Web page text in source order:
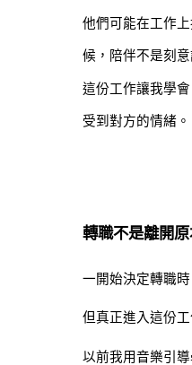
他們可能在工作
候，陪伴不是刻
這份工作讓我學
受到對方的情緒。
轉職不是離開
一開始決定轉職
但真正進入這份
以前我用音樂引